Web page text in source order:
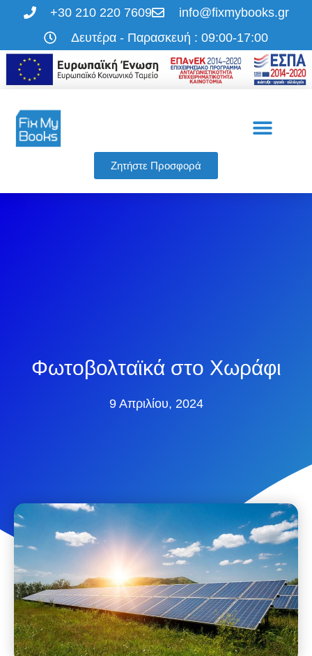
+30 210 220 7609
info@fixmybooks.gr
Δευτέρα - Παρασκευή : 09:00-17:00
Ζητήστε Προσφορά
Φωτοβολταϊκά στο Χωράφι
9 Απριλίου, 2024